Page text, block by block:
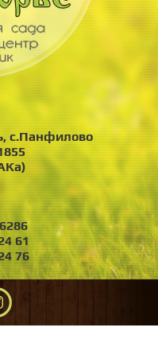
с.Панфилово
61
76